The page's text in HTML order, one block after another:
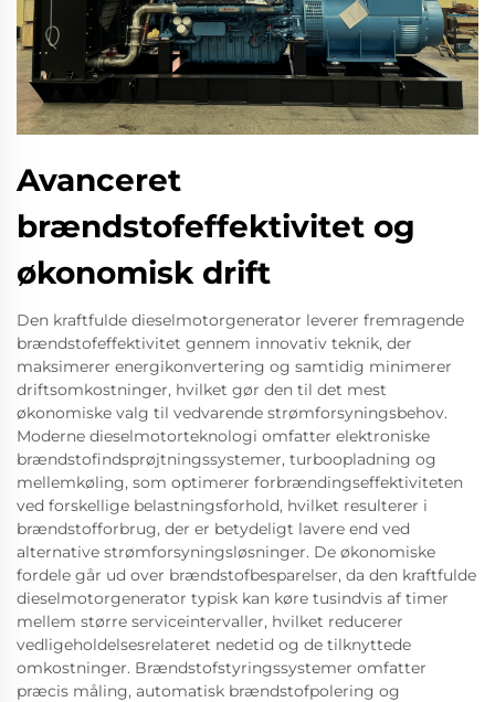
Avanceret
brændstofeffektivitet og
økonomisk drift
Den kraftfulde dieselmotorgenerator leverer fremragende
brændstofeffektivitet gennem innovativ teknik, der
maksimerer energikonvertering og samtidig minimerer
driftsomkostninger, hvilket gør den til det mest
økonomiske valg til vedvarende strømforsyningsbehov.
Moderne dieselmotorteknologi omfatter elektroniske
brændstofindsprøjtningssystemer, turboopladning og
mellemkøling, som optimerer forbrændingseffektiviteten
ved forskellige belastningsforhold, hvilket resulterer i
brændstofforbrug, der er betydeligt lavere end ved
alternative strømforsyningsløsninger. De økonomiske
fordele går ud over brændstofbesparelser, da den kraftfulde
dieselmotorgenerator typisk kan køre tusindvis af timer
mellem større serviceintervaller, hvilket reducerer
vedligeholdelsesrelateret nedetid og de tilknyttede
omkostninger. Brændstofstyringssystemer omfatter
præcis måling, automatisk brændstofpolering og